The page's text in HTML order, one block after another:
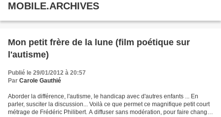
MOBILE.ARCHIVES
Mon petit frère de la lune (film poétique sur
l'autisme)
Publié le 29/01/2012 à 20:57
Par Carole Gauthié
Aborder la différence, l'autisme, le handicap avec d'autres enfants ... En
parler, susciter la discussion... Voilà ce que permet ce magnifique petit court
métrage de Frédéric Philibert. A diffuser sans modération, pour faire changer